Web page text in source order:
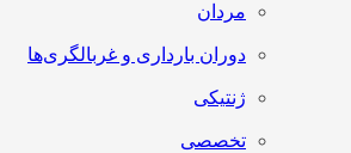
مردان
دوران بارداری و غربالگری‌ها
ژنتیکی
تخصصی